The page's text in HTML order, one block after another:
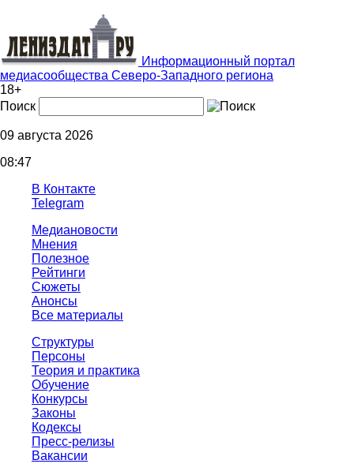
Информационный портал
медиасообщества Северо-Западного региона
18+
Поиск
09 августа 2026
08:47
В Контакте
Telegram
Медиановости
Мнения
Полезное
Рейтинги
Сюжеты
Анонсы
Все материалы
Структуры
Персоны
Теория и практика
Обучение
Конкурсы
Законы
Кодексы
Пресс-релизы
Вакансии